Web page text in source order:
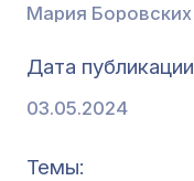
Мария Боровских
Дата публикации
03.05.2024
Темы